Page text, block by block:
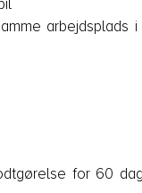
arbejdsplads
for 60